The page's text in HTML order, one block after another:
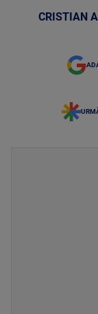
CRISTIAN